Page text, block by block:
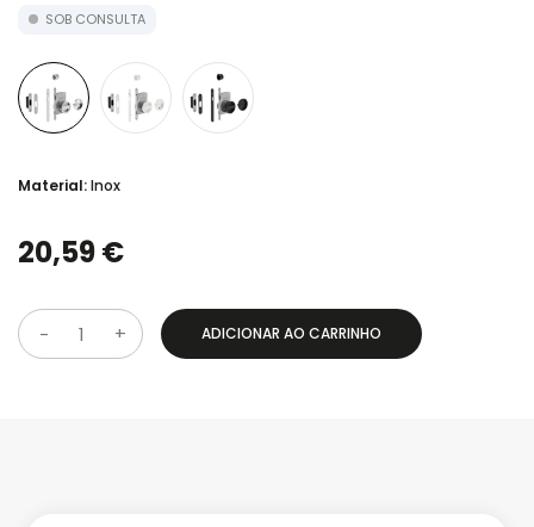
SOB CONSULTA
Material:Inox
20,59 €
Q
ADICIONAR AO CARRINHO